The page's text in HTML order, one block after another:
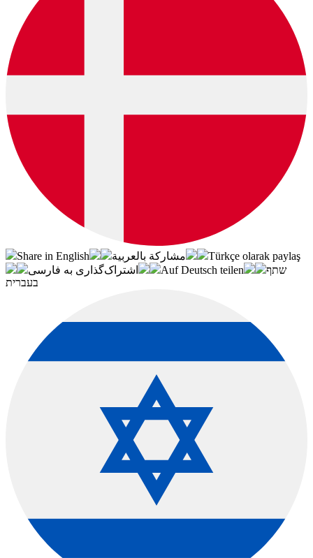
Share in English مشاركة بالعربية
Türkçe olarak paylaş
اشتراک‌گذاری به فارسی
Auf Deutsch teilen
שתף
בעברית